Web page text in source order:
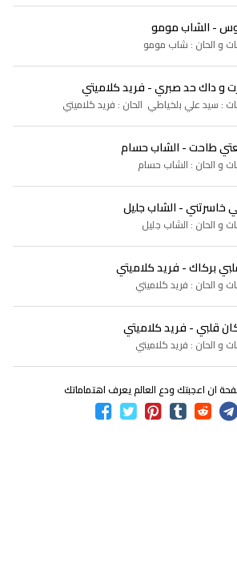
- الشاب مومو
و الحان : شاب مومو
و داك حد صبري - فريد كلاميتي
: سيد علي بلخياطي الحان : فريد كلاميتي
طاحت - الشاب حسام
و الحان : الشاب حسام
خاسرتني - الشاب جليل
و الحان : الشاب جليل
بركاك - فريد كلاميتي
و الحان : فريد كلاميتي
قلبي - فريد كلاميتي
و الحان : فريد كلاميتي
ان اعجبتك ودع العالم يعرف اهتماماتك